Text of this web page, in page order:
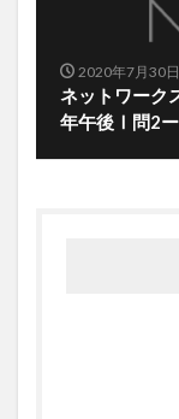
2020年7月30日
ネットワーク
年午後Ⅰ問2ー